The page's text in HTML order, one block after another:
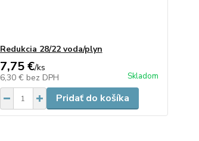
Redukcia 28/22 voda/plyn
7,75 €/ks
6,30 € bez DPH Skladom
Pridať do košíka